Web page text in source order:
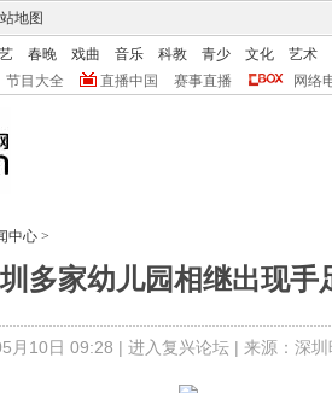
地图
春晚 戏曲 音乐 科教 青少 文化
艺术
节目大全 直播中国 赛事直播 网络
中心 >
多家幼儿园相继出现手
月10日 09:28 | 进入复兴论坛| 来源：深